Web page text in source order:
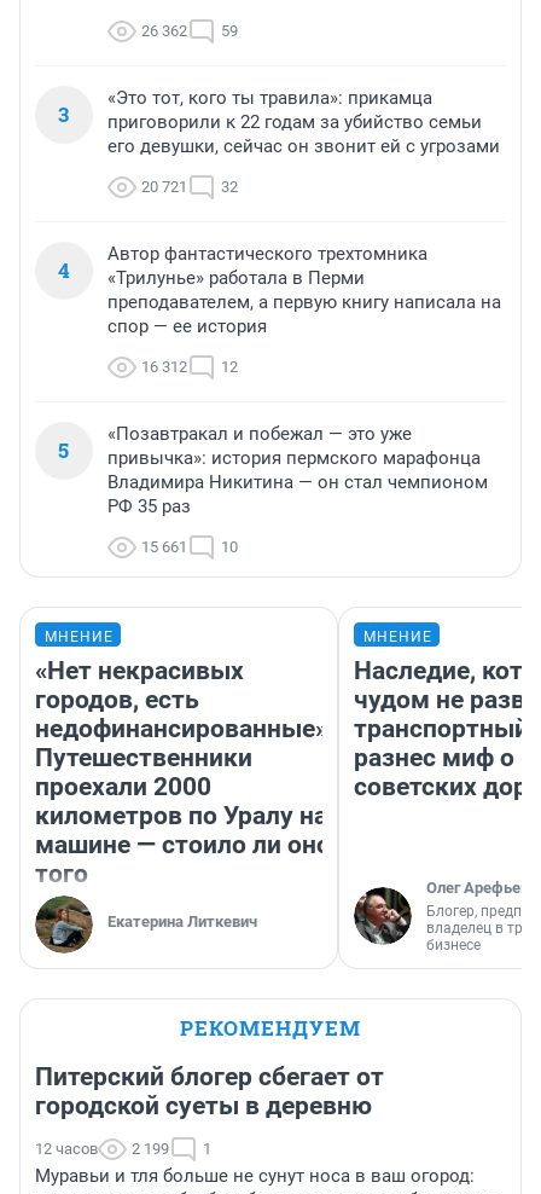
26 362 59
3
«Это тот, кого ты травила»: прикамца
приговорили к 22 годам за убийство семьи
его девушки, сейчас он звонит ей с угрозами
20 721 32
4
Автор фантастического трехтомника
«Трилунье» работала в Перми
преподавателем, а первую книгу написала на
спор — ее история
16 312 12
5
«Позавтракал и побежал — это уже
привычка»: история пермского марафонца
Владимира Никитина — он стал чемпионом
РФ 35 раз
15 661 10
МНЕНИЕ
«Нет некрасивых
городов, есть
недофинансированные».
Путешественники
проехали 2000
километров по Уралу на
машине — стоило ли оно
того
Екатерина Литкевич
МНЕНИЕ
Наследие,
чудом не
транспортный
разнес миф о
советских
Олег Арефьев
Блогер,
владелец в
бизнесе
РЕКОМЕНДУЕМ
Питерский блогер сбегает от
городской суеты в деревню
12 часов 2 199 1
Муравьи и тля больше не сунут носа в ваш огород: